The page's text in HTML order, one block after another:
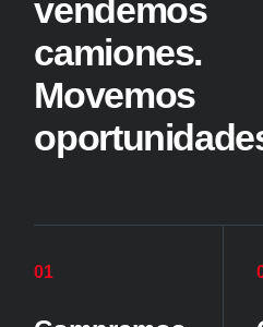
vendemos
camiones.
Movemos
01